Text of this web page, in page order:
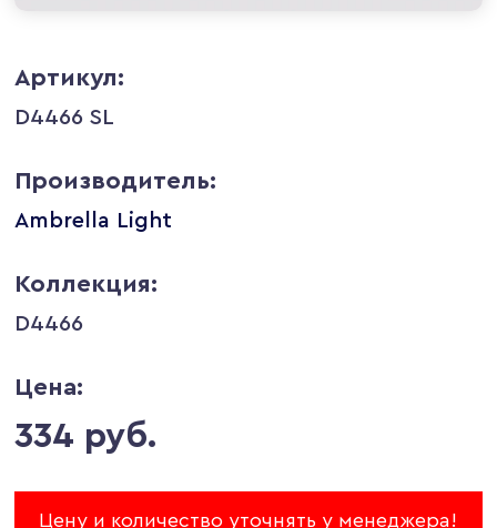
Артикул:
D4466 SL
Производитель:
Ambrella Light
Коллекция:
D4466
Цена:
334 руб.
Цену и количество уточнять у менеджера!